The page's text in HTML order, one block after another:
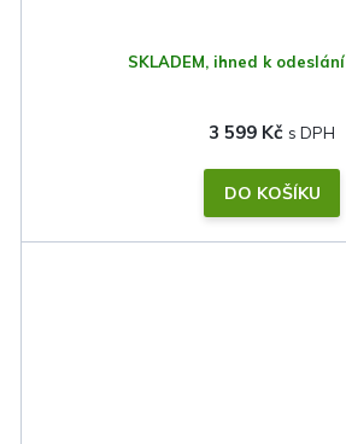
SKLADEM, ihned k odeslání
3 599 Kč
DO KOŠÍKU